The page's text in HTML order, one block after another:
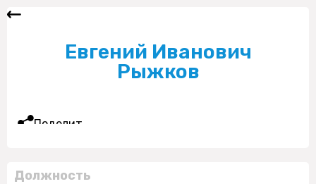
Евгений Иванович
Рыжков
Поделиться
Должность